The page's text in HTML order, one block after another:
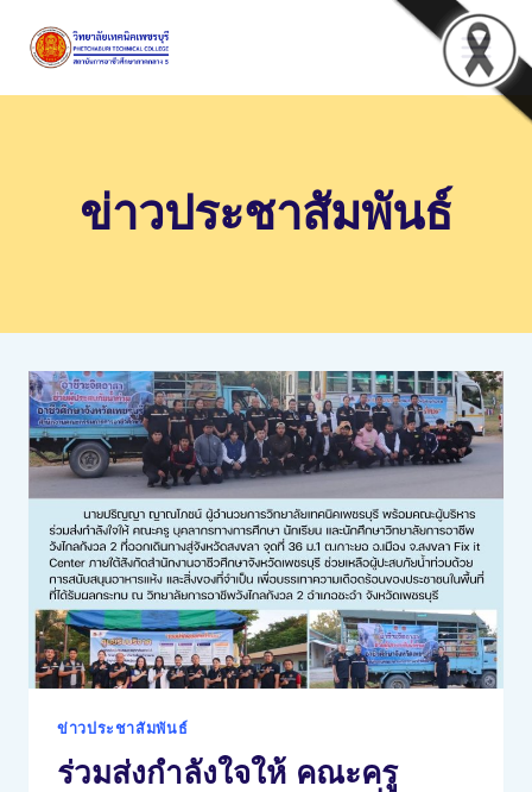
ข่าวประชาสัมพันธ์
ข่าวประชาสัมพันธ์
ร่วมส่งกำลังใจให้ คณะครู